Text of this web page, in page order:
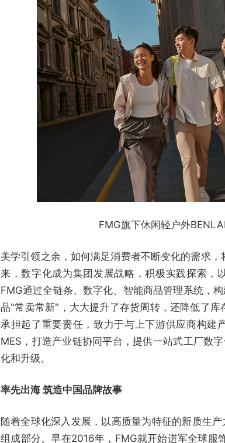
FMG旗下休闲轻户外
美学引领之余，如何满足消费者不断变化的需求
来，数字化成为集团发展战略，积极实践探索，
FMG通过全链条、数字化、智能商品管理系统，
品"常卖常新"，大大提升了存货周转，还降低了
承担起了重要责任，致力于与上下游供应商构建
MES，打造产业链协同平台，提供一站式工厂数
化和升级。
率先出海 筑造中国品牌故事
随着全球化深入发展，以高质量为特征的新质生
组成部分。早在2016年，FMG就开始进军全球服